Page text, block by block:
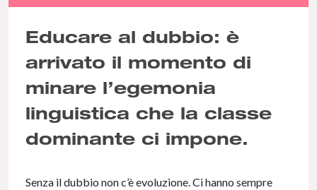
NaN% Complete
Educare al dubbio: è
arrivato il momento di
minare l’egemonia
linguistica che la classe
dominante ci impone.
Senza il dubbio non c’è evoluzione. Ci hanno sempre